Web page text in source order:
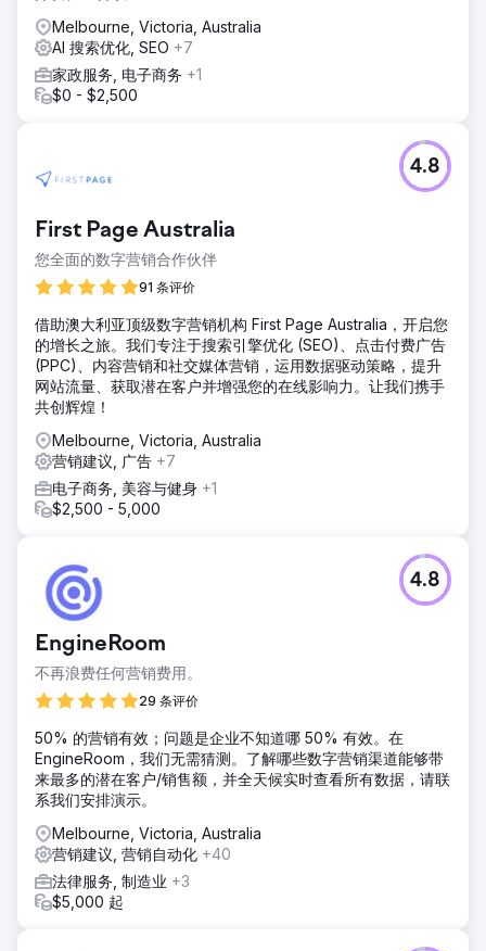
Melbourne, Victoria, Australia
AI 搜索优化, SEO +7
家政服务, 电子商务 +1
$0 - $2,500
First Page Australia
您全面的数字营销合作伙伴
91 条评价
4.8
借助澳大利亚顶级数字营销机构 First Page Australia，开启您
的增长之旅。我们专注于搜索引擎优化 (SEO)、点击付费广告
(PPC)、内容营销和社交媒体营销，运用数据驱动策略，提升
网站流量、获取潜在客户并增强您的在线影响力。让我们携手
共创辉煌！
Melbourne, Victoria, Australia
营销建议, 广告 +7
电子商务, 美容与健身 +1
$2,500 - 5,000
EngineRoom
不再浪费任何营销费用。
29 条评价
4.8
50% 的营销有效；问题是企业不知道哪 50% 有效。在
EngineRoom，我们无需猜测。了解哪些数字营销渠道能够带
来最多的潜在客户/销售额，并全天候实时查看所有数据，请联
系我们安排演示。
Melbourne, Victoria, Australia
营销建议, 营销自动化 +40
法律服务, 制造业 +3
$5,000 起